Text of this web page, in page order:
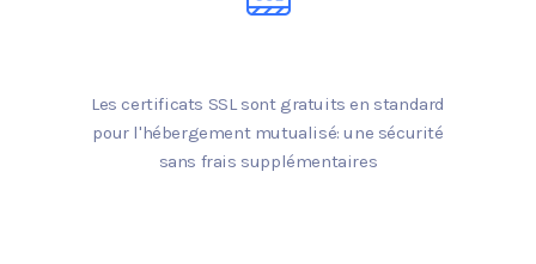
Les certificats SSL sont gratuits en standard
pour l'hébergement mutualisé: une sécurité
sans frais supplémentaires